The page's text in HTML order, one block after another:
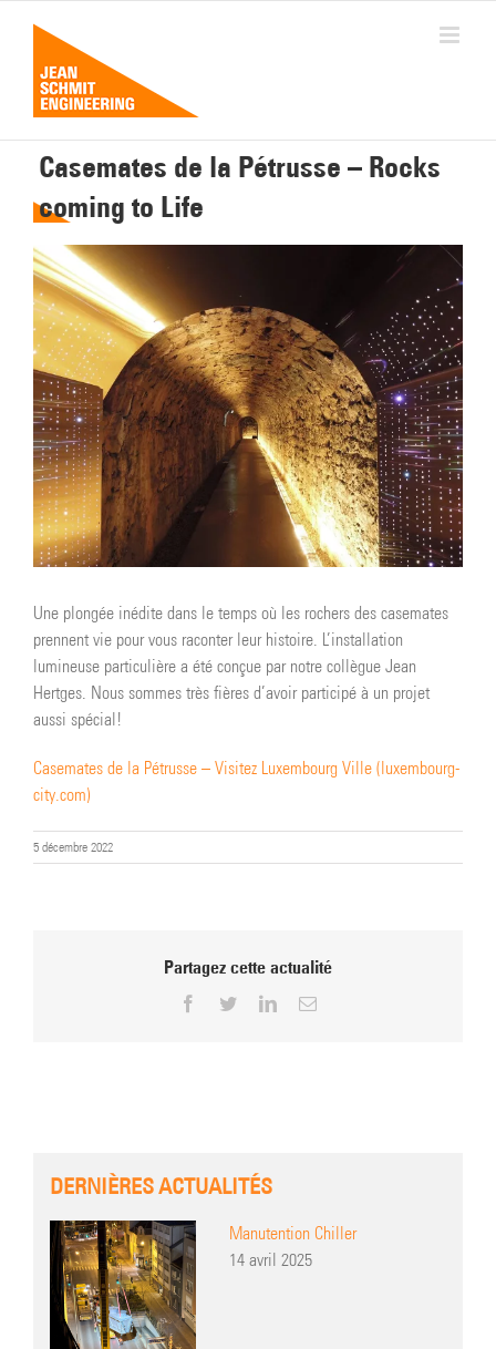
contenu
Casemates de la Pétrusse – Rocks
coming to Life
Voir
l'image
agrandie
Une plongée inédite dans le temps où les rochers des casemates
prennent vie pour vous raconter leur histoire. L’installation
lumineuse particulière a été conçue par notre collègue Jean
Hertges. Nous sommes très fières d’avoir participé à un projet
aussi spécial!
Casemates de la Pétrusse – Visitez Luxembourg Ville (luxembourg-
city.com)
5 décembre 2022
Partagez cette actualité
Facebook
TwitterLinkedInEmail
DERNIÈRES ACTUALITÉS
Manutention Chiller
14 avril 2025